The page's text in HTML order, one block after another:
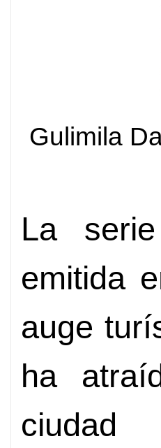
Gulimila
La
emitida
auge
ha
ciudad